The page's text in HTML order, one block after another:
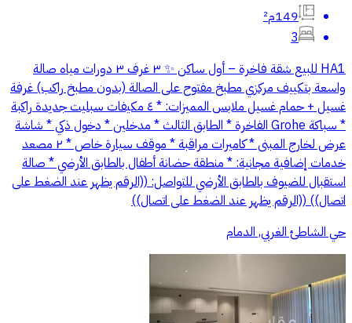
149م²
3
HA1 للبيع شقة فاخرة – أول ساكن ✨ ٣ غرف ٣ دورات مياه صالة
واسعة بتكييف مركزي مطبخ مفتوح على الصالة (بدون مطبخ راكب) غرفة
غسيل + حمام غسيل ملابس المميزات: * ٤ مكيفات سبليت جديدة راكبة
* سباكة Grohe الفاخرة * الطابق الثالث * مدخلين * دخول ذكي * شاشة
عرض لخارج المبنى * كاميرات مراقبة * موقف سيارة خاص * ٢ مصعد
خدمات إضافية مجانية: * منطقة حضانة أطفال بالطابق الأرضي * صالة
استقبال للضيوف بالطابق الأرضي للتواصل: ((الرقم يظهر عند الضغط على
اتصال)) ((الرقم يظهر عند الضغط على اتصال))
حي الشاطئ الغربي, الدمام